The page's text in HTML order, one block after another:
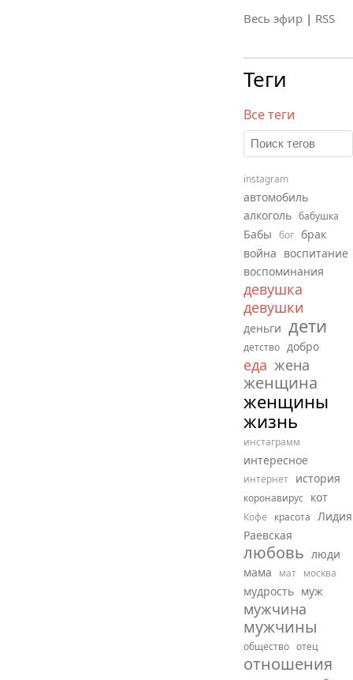
Весь эфир | RSS
Теги
Все теги
instagram
автомобиль
алкоголь бабушка
Бабы бог брак
война воспитание
воспоминания
девушка
девушки
деньги дети
детство добро
еда жена
женщина
женщины
жизнь
инстаграмм
интересное
интернет история
коронавирус кот
Кофе красота Лидия
Раевская
любовь люди
мама
мат москва
мудрость муж
мужчина
мужчины
общество отец
отношения